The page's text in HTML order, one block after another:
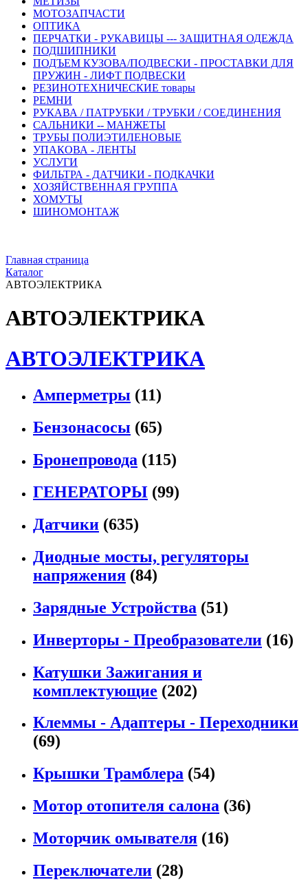
МОТОЗАПЧАСТИ
ОПТИКА
ПЕРЧАТКИ - РУКАВИЦЫ --- ЗАЩИТНАЯ ОДЕЖДА
ПОДШИПНИКИ
ПОДЪЕМ КУЗОВА/ПОДВЕСКИ - ПРОСТАВКИ ДЛЯ
ПРУЖИН - ЛИФТ ПОДВЕСКИ
РЕЗИНОТЕХНИЧЕСКИЕ товары
РЕМНИ
РУКАВА / ПАТРУБКИ / ТРУБКИ / СОЕДИНЕНИЯ
САЛЬНИКИ -- МАНЖЕТЫ
ТРУБЫ ПОЛИЭТИЛЕНОВЫЕ
УПАКОВА - ЛЕНТЫ
УСЛУГИ
ФИЛЬТРА - ДАТЧИКИ - ПОДКАЧКИ
ХОЗЯЙСТВЕННАЯ ГРУППА
ХОМУТЫ
ШИНОМОНТАЖ
Главная страница
Каталог
АВТОЭЛЕКТРИКА
АВТОЭЛЕКТРИКА
АВТОЭЛЕКТРИКА
Амперметры (11)
Бензонасосы (65)
Бронепровода (115)
ГЕНЕРАТОРЫ (99)
Датчики (635)
Диодные мосты, регуляторы
напряжения (84)
Зарядные Устройства (51)
Инверторы - Преобразователи (16)
Катушки Зажигания и
комплектующие (202)
Клеммы - Адаптеры - Переходники
(69)
Крышки Трамблера (54)
Мотор отопителя салона (36)
Моторчик омывателя (16)
Переключатели (28)